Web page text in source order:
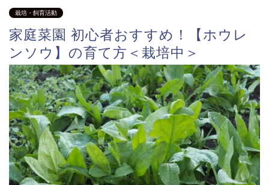
栽培・飼育活動
家庭菜園 初心者おすすめ！【ホウレ
ンソウ】の育て方＜栽培中＞